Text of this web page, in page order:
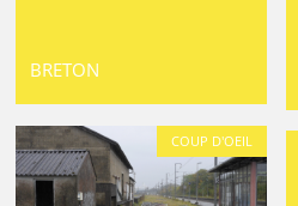
BRETON
COUP D'OEIL